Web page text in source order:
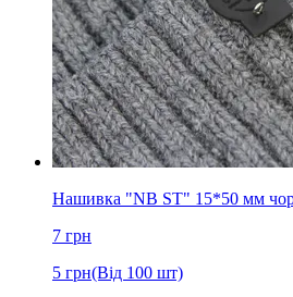
Нашивка "NB ST" 15*50 мм
7 грн
5 грн(Від 100 шт)